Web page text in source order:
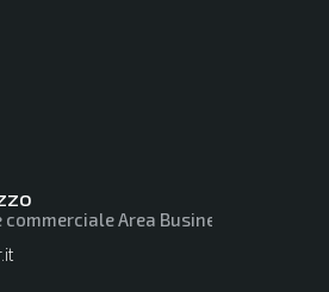
commerciale Area Business